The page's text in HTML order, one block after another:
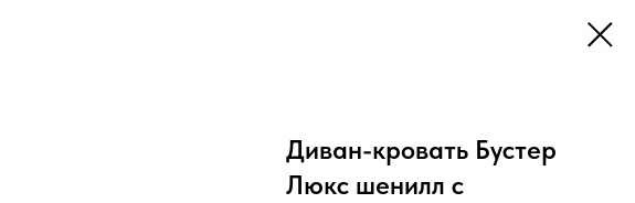
Диван-кровать Бустер
Люкс шенилл с